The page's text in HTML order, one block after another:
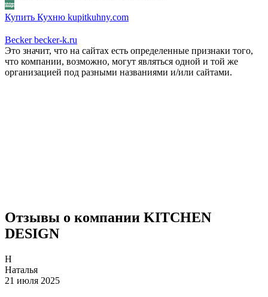
Купить Кухню kupitkuhny.com
Becker becker-k.ru
Это значит, что на сайтах есть определенные признаки того,
что компании, возможно, могут являться одной и той же
организацией под разными названиями и/или сайтами.
Отзывы о компании KITCHEN
DESIGN
Н
Наталья
21 июля 2025